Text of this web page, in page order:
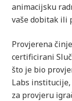
animacijsku
vaše dobitak ili
Provjerena
certificirani
što je bio
Labs
za provjeru